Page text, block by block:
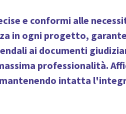
e conformi alle
in ogni progetto,
ai documenti
professionalità.
intatta